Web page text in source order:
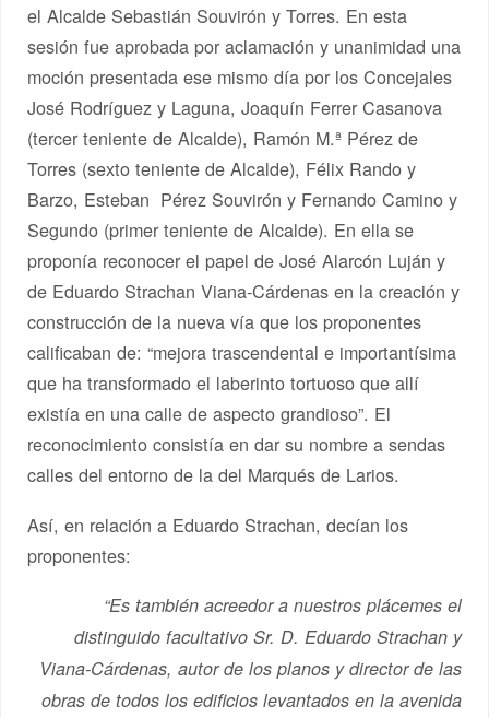
el Alcalde Sebastián Souvirón y Torres. En esta
sesión fue aprobada por aclamación y unanimidad una
moción presentada ese mismo día por los Concejales
José Rodríguez y Laguna, Joaquín Ferrer Casanova
(tercer teniente de Alcalde), Ramón M.ª Pérez de
Torres (sexto teniente de Alcalde), Félix Rando y
Barzo, Esteban Pérez Souvirón y Fernando Camino y
Segundo (primer teniente de Alcalde). En ella se
proponía reconocer el papel de José Alarcón Luján y
de Eduardo Strachan Viana-Cárdenas en la creación y
construcción de la nueva vía que los proponentes
calificaban de: “mejora trascendental e importantísima
que ha transformado el laberinto tortuoso que allí
existía en una calle de aspecto grandioso”. El
reconocimiento consistía en dar su nombre a sendas
calles del entorno de la del Marqués de Larios.
Así, en relación a Eduardo Strachan, decían los
proponentes:
“Es también acreedor a nuestros plácemes el
distinguido facultativo Sr. D. Eduardo Strachan y
Viana-Cárdenas, autor de los planos y director de las
obras de todos los edificios levantados en la avenida